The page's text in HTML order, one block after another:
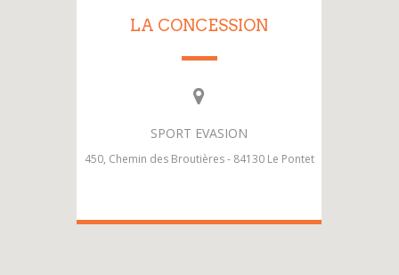
LA CONCESSION
SPORT EVASION
450, Chemin des Broutières - 84130 Le Pontet